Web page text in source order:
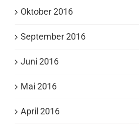
Oktober 2016
September 2016
Juni 2016
Mai 2016
April 2016